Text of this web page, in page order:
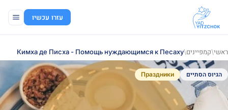
עזרו עכשיו
ראשי/קמפיינים/
Кимха де Писха - Помощь нуждающимся к Песаху
הגיוס הסתיים Праздники